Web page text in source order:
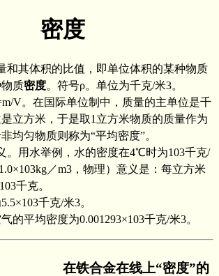
密度
和其体积的比值，即单位体积的某种物质
质密度。符号ρ。单位为千克/米3。
V。在国际单位制中，质量的主单位是千
立方米，于是取1立方米物质的质量作为
均匀物质则称为“平均密度”。
。用水举例，水的密度在4℃时为103千克/
／m3，物理）意义是：每立方米
千克。
千克/米3。
的平均密度为0.001293×103千克/米3。
在铁合金在线上“密度”的